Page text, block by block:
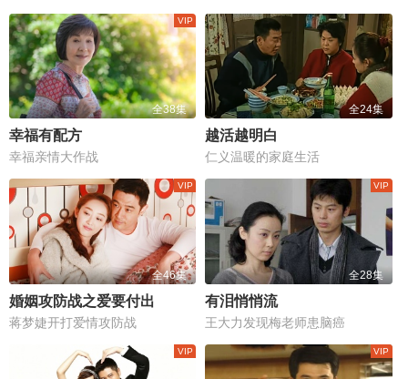
全38集
幸福有配方
幸福亲情大作战
全24集
越活越明白
仁义温暖的家庭生活
全46集
婚姻攻防战之爱要付出
蒋梦婕开打爱情攻防战
全28集
有泪悄悄流
王大力发现梅老师患脑癌